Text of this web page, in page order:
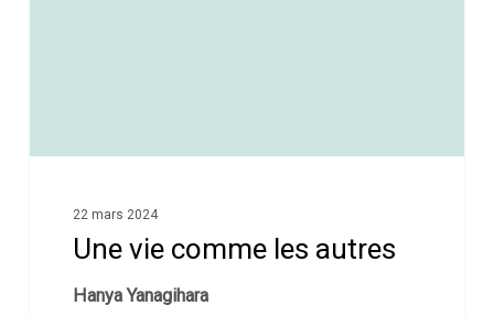
22 mars 2024
Une vie comme les autres
Hanya Yanagihara